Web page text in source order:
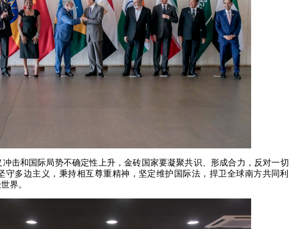
击和国际局势不确定性上升，金砖国家要凝聚共识、形成合力，反对一切
多边主义，秉持相互尊重精神，坚定维护国际法，捍卫全球南方共同利
界。